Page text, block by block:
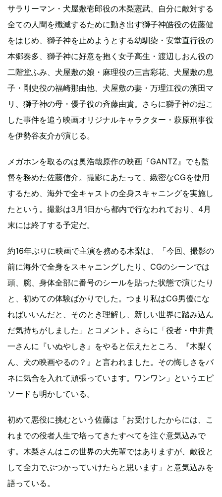
サラリーマン・犬屋敷壱郎役の木梨憲武、自分に敵対する
全ての人間を殲滅するために動き出す獅子神皓役の佐藤健
をはじめ、獅子神を止めようとする幼馴染・安堂直行役の
本郷奏多、獅子神に好意を抱く女子高生・渡辺しおん役の
二階堂ふみ、犬屋敷の娘・麻理役の三吉彩花、犬屋敷の息
子・剛史役の福崎那由他、犬屋敷の妻・万理江役の濱田マ
リ、獅子神の母・優子役の斉藤由貴。さらに獅子神の起こ
した事件を追う映画オリジナルキャラクター・萩原刑事役
を伊勢谷友介が演じる。
メガホンを取るのは奥浩哉原作の映画『GANTZ』でも監
督を務めた佐藤信介。撮影にあたって、緻密なCGを使用
するため、海外で全キャストの全身スキャニングを実施し
たという。撮影は3月1日から都内で行なわれており、4月
末には終了する予定だ。
約16年ぶりに映画で主演を務める木梨は、「今回、撮影の
前に海外で全身をスキャニングしたり、CGのシーンでは
頭、腕、身体全部に番号のシールを貼った状態で演じたり
と、初めての体験ばかりでした。つまり私はCG男優にな
ればいいんだと、そのとき理解し、新しい世界に踏み込ん
だ気持ちがしました」とコメント。さらに「役者・中井貴
一さんに『いぬやしき』をやると伝えたところ、『木梨く
ん、犬の映画やるの？』と言われました。その悔しさをバ
ネに気合を入れて頑張っています。ワンワン」というエピ
ソードも明かしている。
初めて悪役に挑むという佐藤は「お受けしたからには、こ
れまでの役者人生で培ってきたすべてを注ぐ意気込みで
す。木梨さんはこの世界の大先輩ではありますが、敵役と
して全力でぶつかっていけたらと思います」と意気込みを
語っている。